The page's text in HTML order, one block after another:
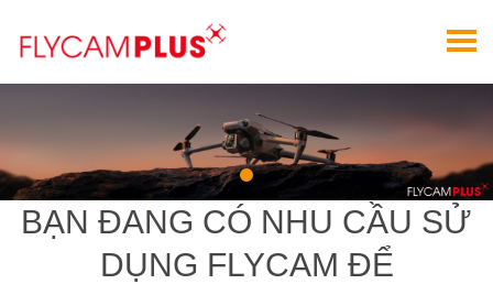
BẠN ĐANG CÓ NHU CẦU SỬ
DỤNG FLYCAM ĐỂ